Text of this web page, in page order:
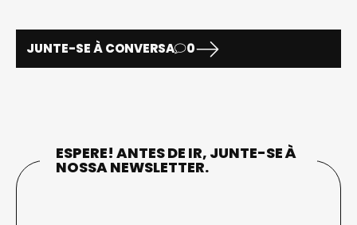
JUNTE-SE À CONVERSA 0
ESPERE! ANTES DE IR, JUNTE-SE À
NOSSA NEWSLETTER.